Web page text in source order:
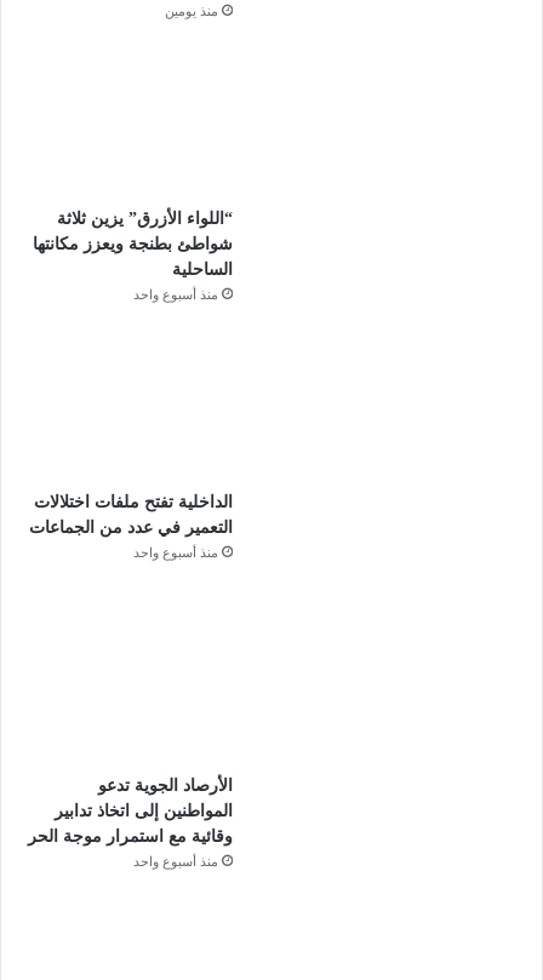
منذ يومين
“اللواء الأزرق” يزين ثلاثة
شواطئ بطنجة ويعزز مكانتها
الساحلية
منذ أسبوع واحد
الداخلية تفتح ملفات اختلالات
التعمير في عدد من الجماعات
منذ أسبوع واحد
الأرصاد الجوية تدعو
المواطنين إلى اتخاذ تدابير
وقائية مع استمرار موجة الحر
منذ أسبوع واحد